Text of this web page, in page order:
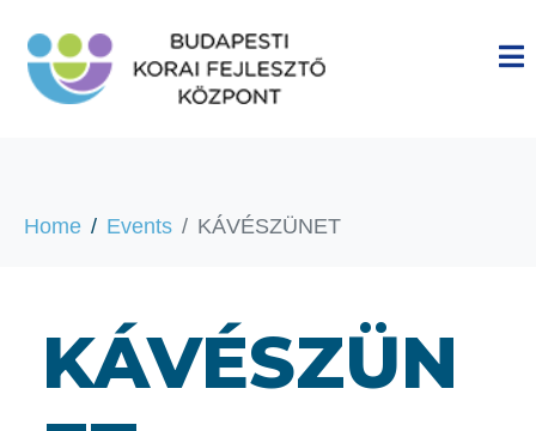
Home Events KÁVÉSZÜNET
KÁVÉSZÜN